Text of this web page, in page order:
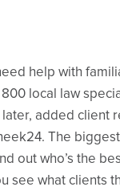
help with
local law
added client
The
out who’s the
see what clients